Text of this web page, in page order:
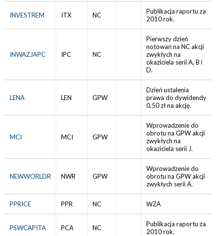
INVESTREM ITX NC
Publikacja raportu za
2010 rok.
INWAZJAPC IPC NC
Pierwszy dzień
notowań na NC akcji
zwykłych na
okaziciela serii A, B i
D.
LENA LEN GPW
Dzień ustalenia
prawa do dywidendy
0,50 zł na akcję.
MCI MCI GPW
Wprowadzenie do
obrotu na GPW akcji
zwykłych na
okaziciela serii J.
NEWWORLDR NWR GPW
Wprowadzenie do
obrotu na GPW akcji
zwykłych serii A.
PPRICE PPR NC WZA
PSWCAPITA PCA NC
Publikacja raportu za
2010 rok.